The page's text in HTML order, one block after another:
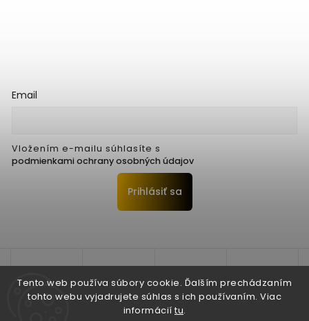
Tento web používa súbory cookie. Ďalším prechádzaním
tohto webu vyjadrujete súhlas s ich používaním. Viac
informácií tu.
Email
Vložením e-mailu súhlasíte s
podmienkami ochrany osobných údajov
Prihlásiť sa